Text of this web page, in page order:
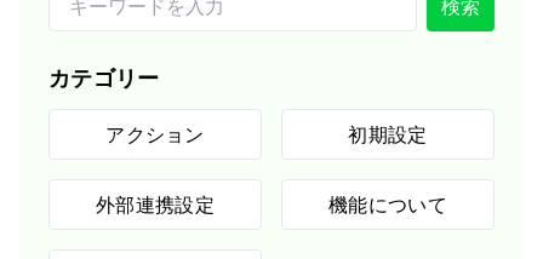
カテゴリー
アクション 初期設定
外部連携設定 機能について